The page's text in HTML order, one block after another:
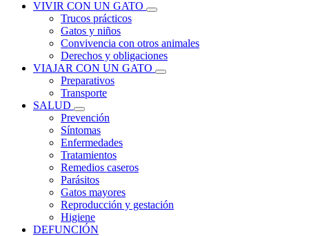
VIVIR CON UN GATO
Trucos prácticos
Gatos y niños
Convivencia con otros animales
Derechos y obligaciones
VIAJAR CON UN GATO
Preparativos
Transporte
SALUD
Prevención
Síntomas
Enfermedades
Tratamientos
Remedios caseros
Parásitos
Gatos mayores
Reproducción y gestación
Higiene
DEFUNCIÓN